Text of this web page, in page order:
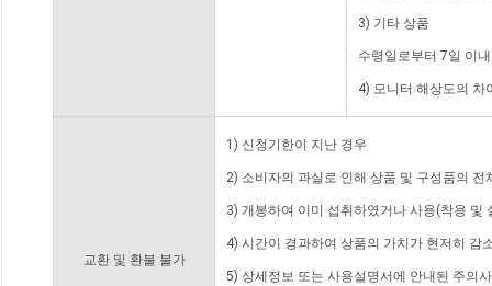
3) 기타 상품
수령일로부터 7일 이
4) 모니터 해상도의 차
교환 및 환불 불가
1) 신청기한이 지난 경우
2) 소비자의 과실로 인해 상품 및 구성품의
3) 개봉하여 이미 섭취하였거나 사용(착용 및
4) 시간이 경과하여 상품의 가치가 현저히 감
5) 상세정보 또는 사용설명서에 안내된 주의